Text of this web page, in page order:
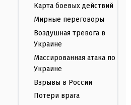
Карта боевых действий
Мирные переговоры
Воздушная тревога в
Украине
Массированная атака по
Украине
Взрывы в России
Потери врага